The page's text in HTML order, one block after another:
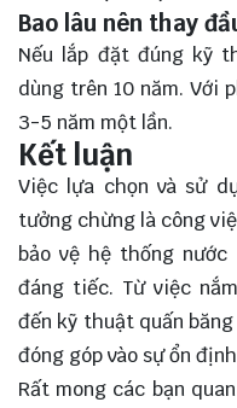
Bao lâu nên thay
Nếu lắp đặt đúng kỹ
dùng trên 10 năm. Với
3-5 năm một lần.
Kết luận
Việc lựa chọn và sử
tưởng chừng là công
bảo vệ hệ thống
đáng tiếc. Từ việc
đến kỹ thuật quấn
đóng góp vào sự ổn
Rất mong các bạn